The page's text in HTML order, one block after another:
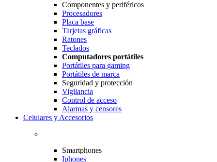
Componentes y periféricos
Procesadores
Placa base
Tarjetas gráficas
Ratones
Teclados
Computadores portátiles
Portátiles para gaming
Portátiles de marca
Seguridad y protección
Vigilancia
Control de acceso
Alarmas y censores
Celulares y Accesorios
Smartphones
Iphones